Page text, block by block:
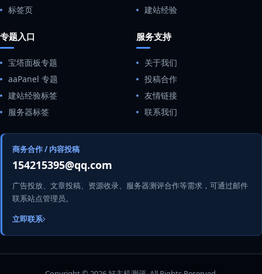
标签页
建站经验
专题入口
宝塔面板专题
aaPanel 专题
建站经验标签
服务器标签
服务支持
关于我们
投稿合作
友情链接
联系我们
商务合作 / 内容投稿
154215395@qq.com
广告投放、文章投稿、资源收录、服务器测评合作等需求，可通过邮件
联系站点管理员。
立即联系